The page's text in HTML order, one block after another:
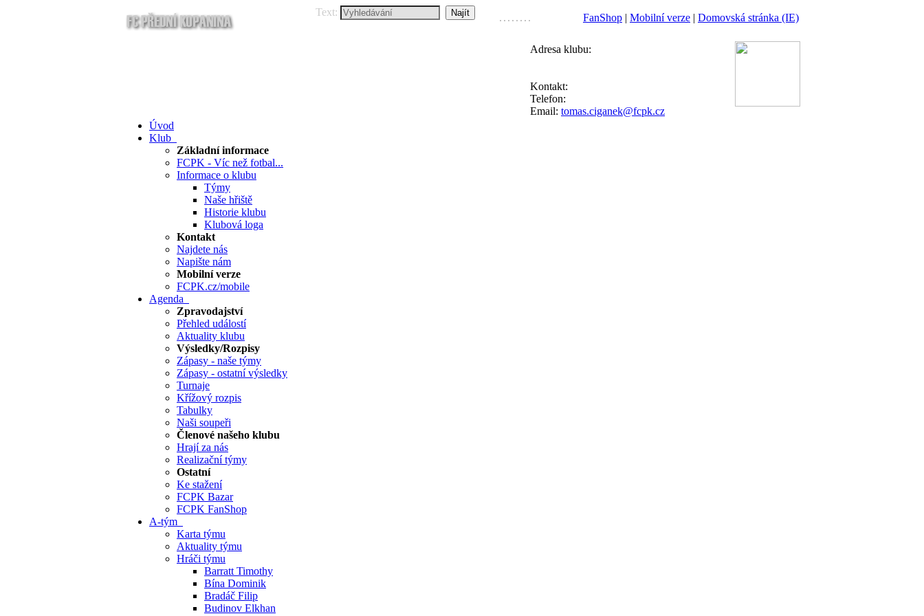
Text: FanShop | Mobilní verze | Domovská stránka (IE)
Adresa klubu:
Kontakt:
Telefon:
Email: tomas.ciganek@fcpk.cz
Úvod
Klub
Základní informace
FCPK - Víc než fotbal...
Informace o klubu
Týmy
Naše hřiště
Historie klubu
Klubová loga
Kontakt
Najdete nás
Napište nám
Mobilní verze
FCPK.cz/mobile
Agenda
Zpravodajství
Přehled událostí
Aktuality klubu
Výsledky/Rozpisy
Zápasy - naše týmy
Zápasy - ostatní výsledky
Turnaje
Křížový rozpis
Tabulky
Naši soupeři
Členové našeho klubu
Hrají za nás
Realizační týmy
Ostatní
Ke stažení
FCPK Bazar
FCPK FanShop
A-tým
Karta týmu
Aktuality týmu
Hráči týmu
Barratt Timothy
Bína Dominik
Bradáč Filip
Budinov Elkhan